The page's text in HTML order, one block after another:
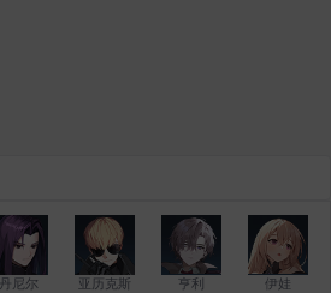
丹尼尔 亚历克斯 亨利 伊娃